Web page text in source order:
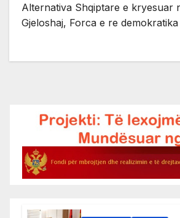
Alternativa Shqiptare e kryesuar
Gjeloshaj, Forca e re